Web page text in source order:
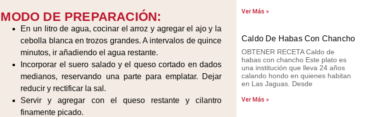
MODO DE PREPARACIÓN:
En un litro de agua, cocinar el arroz y agregar el ajo y la
cebolla blanca en trozos grandes. A intervalos de quince
minutos, ir añadiendo el agua restante.
Incorporar el suero salado y el queso cortado en dados
medianos, reservando una parte para emplatar. Dejar
reducir y rectificar la sal.
Servir y agregar con el queso restante y cilantro
finamente picado.
Ver Más »
Caldo De Habas Con Chancho
OBTENER RECETA Caldo de
habas con chancho Este plato es
una institución que lleva 24 años
calando hondo en quienes habitan
en Las Jaguas. Desde
Ver Más »